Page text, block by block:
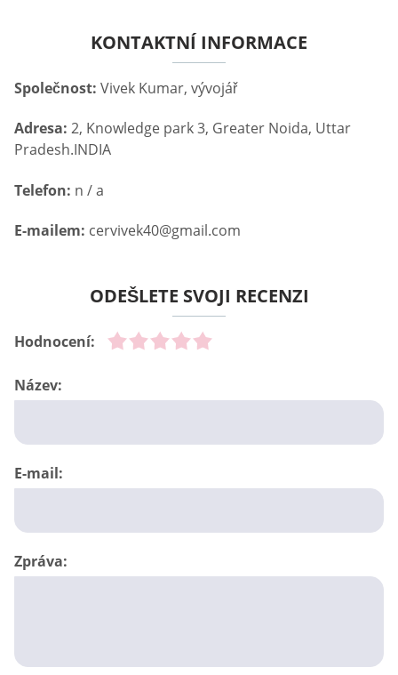
KONTAKTNÍ INFORMACE
Společnost: Vivek Kumar, vývojář
Adresa: 2, Knowledge park 3, Greater Noida, Uttar
Pradesh.INDIA
Telefon: n / a
E-mailem: cervivek40@gmail.com
ODEŠLETE SVOJI RECENZI
Hodnocení:
Název:
E-mail:
Zpráva: